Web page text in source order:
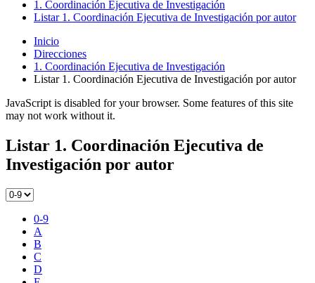
1. Coordinación Ejecutiva de Investigación
Listar 1. Coordinación Ejecutiva de Investigación por autor
Inicio
Direcciones
1. Coordinación Ejecutiva de Investigación
Listar 1. Coordinación Ejecutiva de Investigación por autor
JavaScript is disabled for your browser. Some features of this site
may not work without it.
Listar 1. Coordinación Ejecutiva de
Investigación por autor
0-9
A
B
C
D